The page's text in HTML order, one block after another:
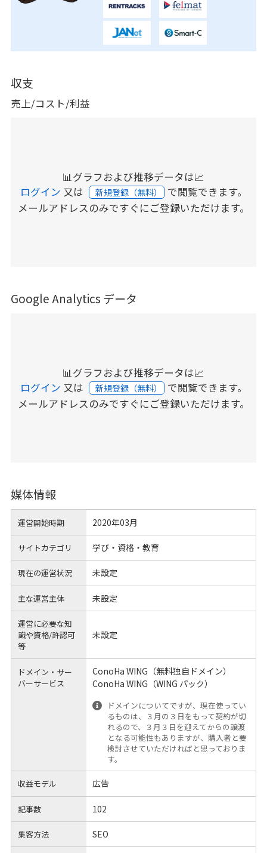
収支
売上/コスト/利益
📊グラフおよび推移データは📈
ログイン 又は 新規登録（無料） で閲覧できます。
メールアドレスのみですぐにご登録いただけます。
Google Analytics データ
📊グラフおよび推移データは📈
ログイン 又は 新規登録（無料） で閲覧できます。
メールアドレスのみですぐにご登録いただけます。
媒体情報
運営開始時期 2020年03月
サイトカテゴリ 学び・資格・教育
現在の運営状況 未設定
主な運営主体 未設定
運営に必要な知
識や資格/許認可
等
未設定
ドメイン・サー
バーサービス
ConoHa WING（無料独自ドメイン）
ConoHa WING（WING パック）
ドメインについてですが、現在使ってい
るものは、３月の３日をもって契約が切
れるので、３月３日を迎えてからの譲渡
となる可能性もありますが、購入者と要
検討させていただければと思っておりま
す。
収益モデル 広告
記事数 102
集客方法 SEO